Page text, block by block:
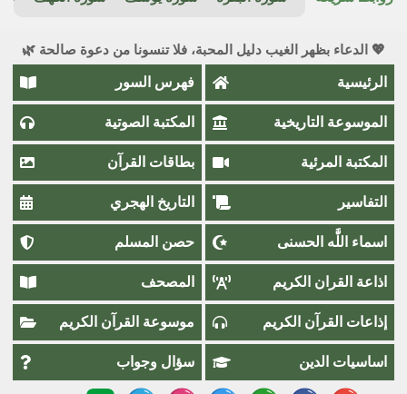
💖 الدعاء بظهر الغيب دليل المحبة، فلا تنسونا من دعوة صالحة 🌿
الرئيسية فهرس السور
الموسوعة التاريخية المكتبة الصوتية
المكتبة المرئية بطاقات القرآن
التفاسير التاريخ الهجري
اسماء اللَّٰه الحسنى حصن المسلم
اذاعة القران الكريم المصحف
إذاعات القرآن الكريم موسوعة القرآن الكريم
اساسيات الدين سؤال وجواب